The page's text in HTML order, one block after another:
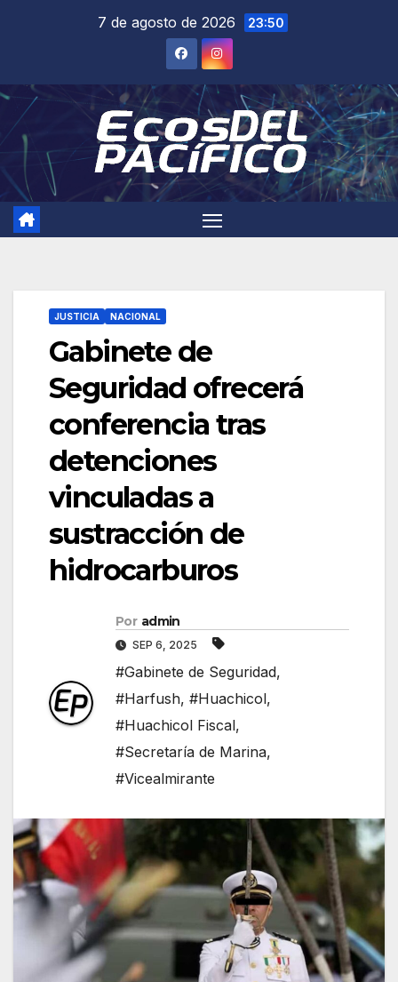
7 de agosto de 2026 23:50
JUSTICIA NACIONAL
Gabinete de
Seguridad ofrecerá
conferencia tras
detenciones
vinculadas a
sustracción de
hidrocarburos
Por admin
SEP 6, 2025
#Gabinete de Seguridad,
#Harfush, #Huachicol,
#Huachicol Fiscal,
#Secretaría de Marina,
#Vicealmirante